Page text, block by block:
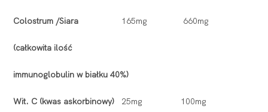
Colostrum /Siara 165mg 660mg
(całkowita ilość
immunoglobulin w białku 40%)
Wit. C (kwas askorbinowy) 25mg 100mg